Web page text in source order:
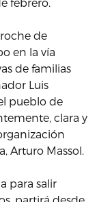
de
en la vía
de familias
Luis
pueblo de
clara y
Arturo Massol.
para salir